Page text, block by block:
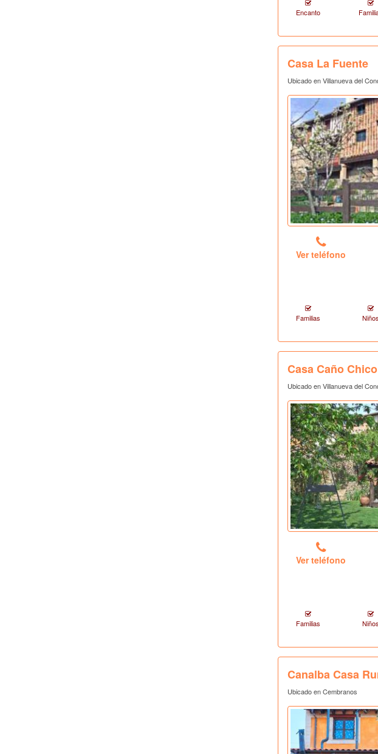
Encanto
Casa La Fuente
Ubicado en Villanueva del
Ver teléfono
Familias Niños
Casa Caño Chico
Ubicado en Villanueva del
Ver teléfono
Familias Niños
Canalba Casa
Ubicado en Cembranos